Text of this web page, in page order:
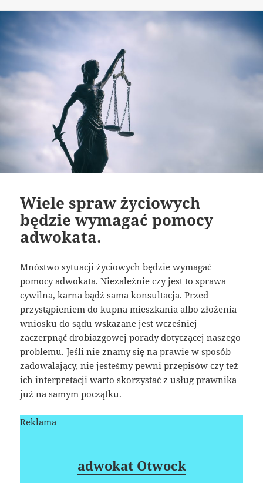
Wiele spraw życiowych
będzie wymagać pomocy
adwokata.
Mnóstwo sytuacji życiowych będzie wymagać
pomocy adwokata. Niezależnie czy jest to sprawa
cywilna, karna bądź sama konsultacja. Przed
przystąpieniem do kupna mieszkania albo złożenia
wniosku do sądu wskazane jest wcześniej
zaczerpnąć drobiazgowej porady dotyczącej naszego
problemu. Jeśli nie znamy się na prawie w sposób
zadowalający, nie jesteśmy pewni przepisów czy też
ich interpretacji warto skorzystać z usług prawnika
już na samym początku.
Reklama
adwokat Otwock